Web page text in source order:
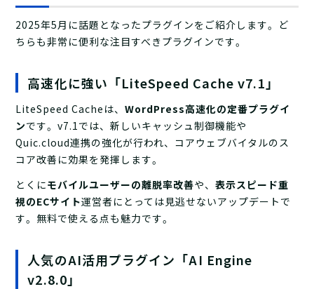
2025年5月に話題となったプラグインをご紹介します。ど
ちらも非常に便利な注目すべきプラグインです。
高速化に強い「LiteSpeed Cache v7.1」
LiteSpeed Cacheは、WordPress高速化の定番プラグイ
ンです。v7.1では、新しいキャッシュ制御機能や
Quic.cloud連携の強化が行われ、コアウェブバイタルのス
コア改善に効果を発揮します。
とくにモバイルユーザーの離脱率改善や、表示スピード重
視のECサイト運営者にとっては見逃せないアップデートで
す。無料で使える点も魅力です。
人気のAI活用プラグイン「AI Engine
v2.8.0」